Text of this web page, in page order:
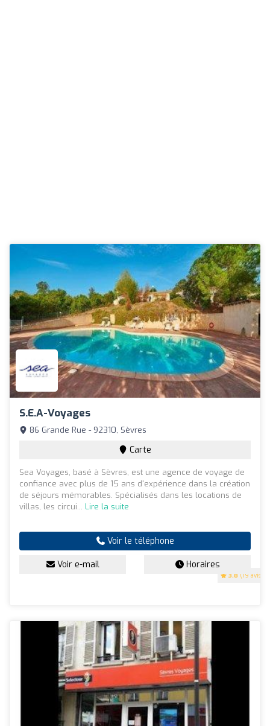
S.e.a-Voyages
3.8 (19 avis)
86 Grande Rue - 92310, Sèvres
Carte
Sea Voyages, basé à Sèvres, est une agence de voyage de
confiance avec plus de 15 ans d'expérience dans la création
de séjours mémorables. Spécialisés dans les locations de
villas, les circui... Lire la suite
Voir le téléphone
Voir e-mail Horaires